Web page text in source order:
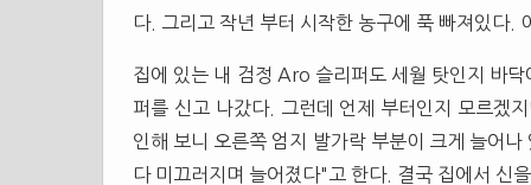
다. 그리고 작년 부터 시작한 농구에 푹 빠져있다.
집에 있는 내 검정 Aro 슬리퍼 도 세월 탓인지 바
퍼 를 신고 나갔다. 그런데 언제 부터인지 모르겠
인해 보니 오른쪽 엄지 발가락 부분이 크게 늘어
다 미끄러지며 늘어졌다"고 한다. 결국 집에서 신